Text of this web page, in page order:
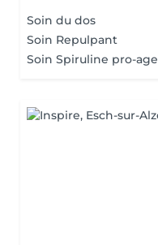
Soin du dos
Soin Repulpant
Soin Spiruline pro-age